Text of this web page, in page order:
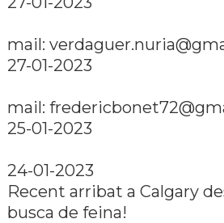
mail:
27-01-2023
mail:
25-01-2023
24-01-2023
Recent arribat a Calgary
busca de feina!